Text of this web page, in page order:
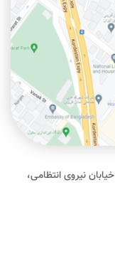
نیروی انتظامی،